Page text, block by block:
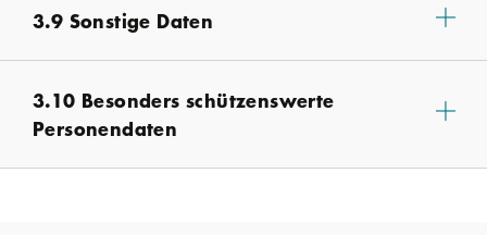
3.9 Sonstige Daten
3.10 Besonders schützenswerte
Personendaten